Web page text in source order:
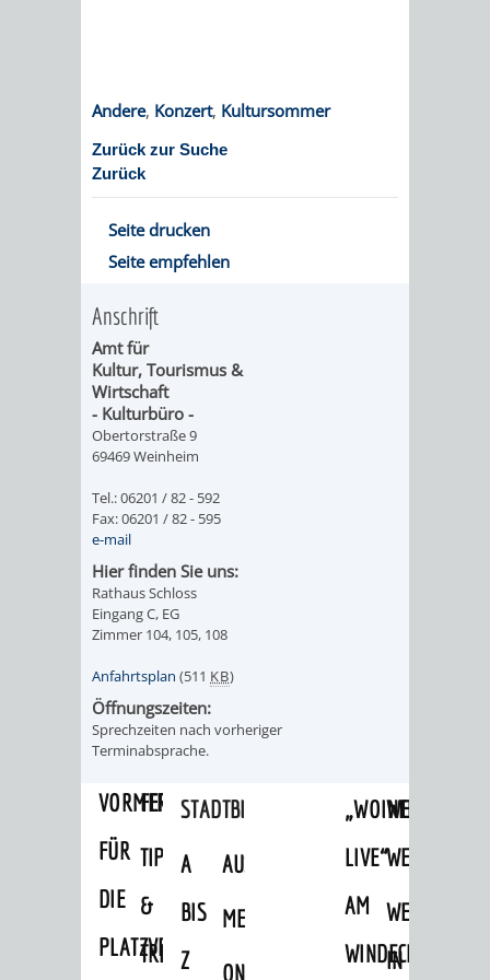
ZAHLEN
BILDUNG
KINDERBETREUUNG
KINDERTAGESPFLEGE
KINDERKRIPPEN
KINDERTAGESSTÄTTEN
PROJEKT
SCHÜTZEN
KINDER
STÄRKEN"
VORMERKVERFAHREN
FÜR
DIE
PLATZVERGABE
FERIENANGEBOTE
TIPPS
&
TREFFS
SCHULARTEN
SCHULFERIEN
HORTE
/
FERIENBETREUUNG
SCHULSOZIALARBEIT
STADTBIBLIOTHEK
A
BIS
Z
AUSLEIHE
MEDIENANGEBOTE
ONLINE-
„WOINEM
LIVE“
AM
WINDECKPLATZ
WEINHEIMER
IN
Andere, Konzert, Kultursommer
Zurück zur Suche
Zurück
Seite drucken
Seite empfehlen
Anschrift
Amt für
Kultur, Tourismus &
Wirtschaft
- Kulturbüro -
Obertorstraße 9
69469 Weinheim
Tel.: 06201 / 82 - 592
Fax: 06201 / 82 - 595
e-mail
Hier finden Sie uns:
Rathaus Schloss
Eingang C, EG
Zimmer 104, 105, 108
Anfahrtsplan (511 KB)
Öffnungszeiten:
Sprechzeiten nach vorheriger
Terminabsprache.